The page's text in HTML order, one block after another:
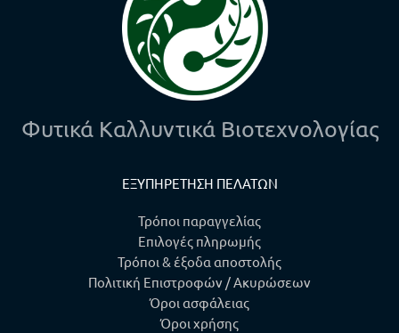
Φυτικά Καλλυντικά Βιοτεχνολογίας
ΕΞΥΠΗΡΕΤΗΣΗ ΠΕΛΑΤΩΝ
Τρόποι παραγγελίας
Επιλογές πληρωμής
Τρόποι & έξοδα αποστολής
Πολιτική Επιστροφών / Ακυρώσεων
Όροι ασφάλειας
Όροι χρήσης